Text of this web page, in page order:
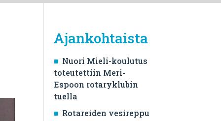
Ajankohtaista
Nuori Mieli-koulutus
toteutettiin Meri-
Espoon rotaryklubin
tuella
Rotareiden vesireppu